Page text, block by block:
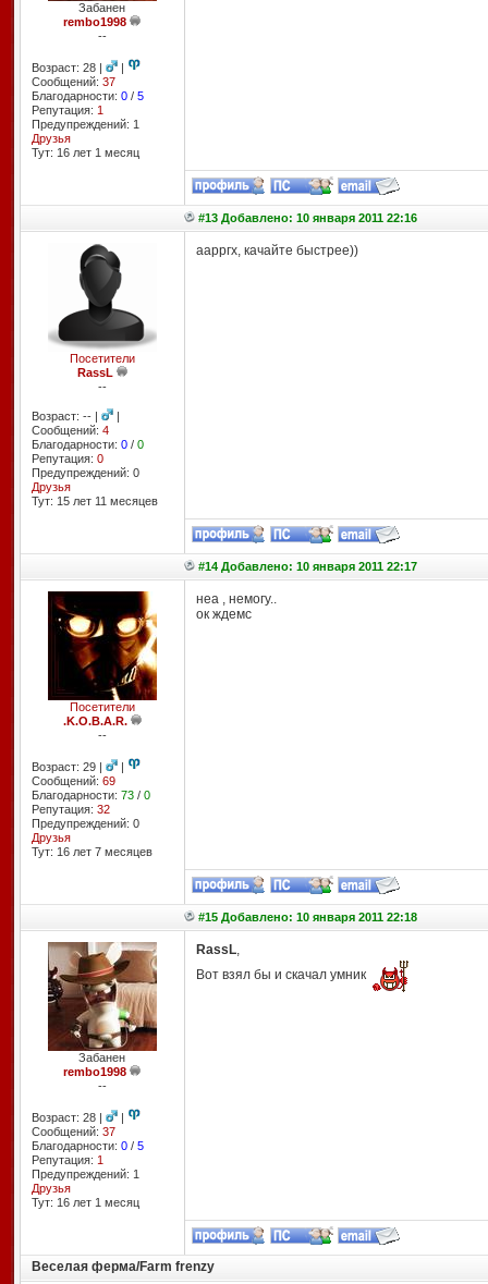
Забанен
rembo1998
--
Возраст: 28 |
|
Сообщений: 37
Благодарности: 0/ 5
Репутация: 1
Предупреждений: 1
Друзья
Тут: 16 лет 1 месяц
#13 Добавлено: 10 января 2011 22:16
Посетители
RassL
--
Возраст: -- |
|
Сообщений: 4
Благодарности: 0/ 0
Репутация: 0
Предупреждений: 0
Друзья
Тут: 15 лет 11 месяцев
аарргх, качайте быстрее))
#14 Добавлено: 10 января 2011 22:17
Посетители
.K.O.B.A.R.
--
Возраст: 29 |
|
Сообщений: 69
Благодарности: 73/ 0
Репутация: 32
Предупреждений: 0
Друзья
Тут: 16 лет 7 месяцев
неа , немогу..
ок ждемс
#15 Добавлено: 10 января 2011 22:18
Забанен
rembo1998
--
Возраст: 28 |
|
Сообщений: 37
Благодарности: 0/ 5
Репутация: 1
Предупреждений: 1
Друзья
Тут: 16 лет 1 месяц
RassL,
Вот взял бы и скачал умник
Веселая ферма/Farm frenzy